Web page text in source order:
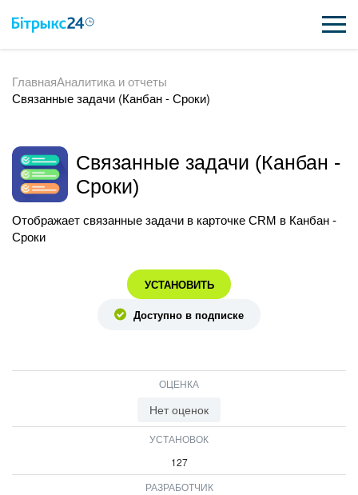
ВОЗМОЖНОСТИ
ИНТЕГРАЦИИ
ВНЕДРЕНИЕ
ПОЛЕЗНОЕ
ВХОД
ВХОД
ГлавнаяАналитика и отчеты
Связанные задачи (Канбан - Сроки)
Связанные задачи (Канбан -
Сроки)
Отображает связанные задачи в карточке CRM в Канбан -
Сроки
УСТАНОВИТЬ
Доступно в подписке
ОЦЕНКА
Нет оценок
УСТАНОВОК
127
РАЗРАБОТЧИК